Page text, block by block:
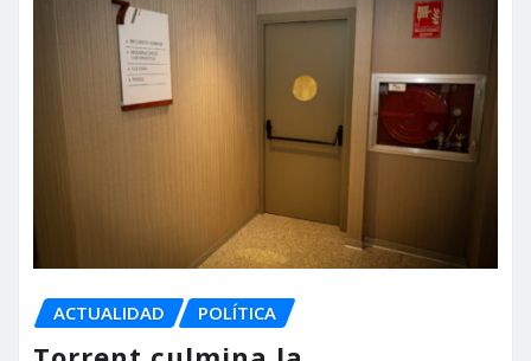
ACTUALIDAD POLÍTICA